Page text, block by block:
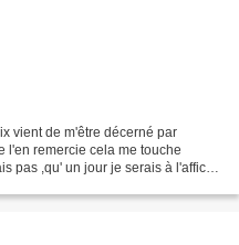
vient de m'être décerné par
l'en remercie cela me touche
pas ,qu' un jour je serais à l'affiche